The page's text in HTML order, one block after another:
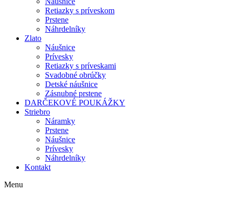
Retiazky s príveskom
Prstene
Náhrdelníky
Zlato
Náušnice
Prívesky
Retiazky s príveskami
Svadobné obrúčky
Detské náušnice
Zásnubné prstene
DARČEKOVÉ POUKÁŽKY
Striebro
Náramky
Prstene
Náušnice
Prívesky
Náhrdelníky
Kontakt
Menu